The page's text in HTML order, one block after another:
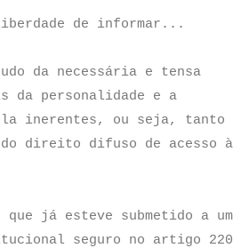
de informar...
da necessária e tensa
da personalidade e a
inerentes, ou seja, tanto
direito difuso de acesso à
já esteve submetido a um
seguro no artigo 220